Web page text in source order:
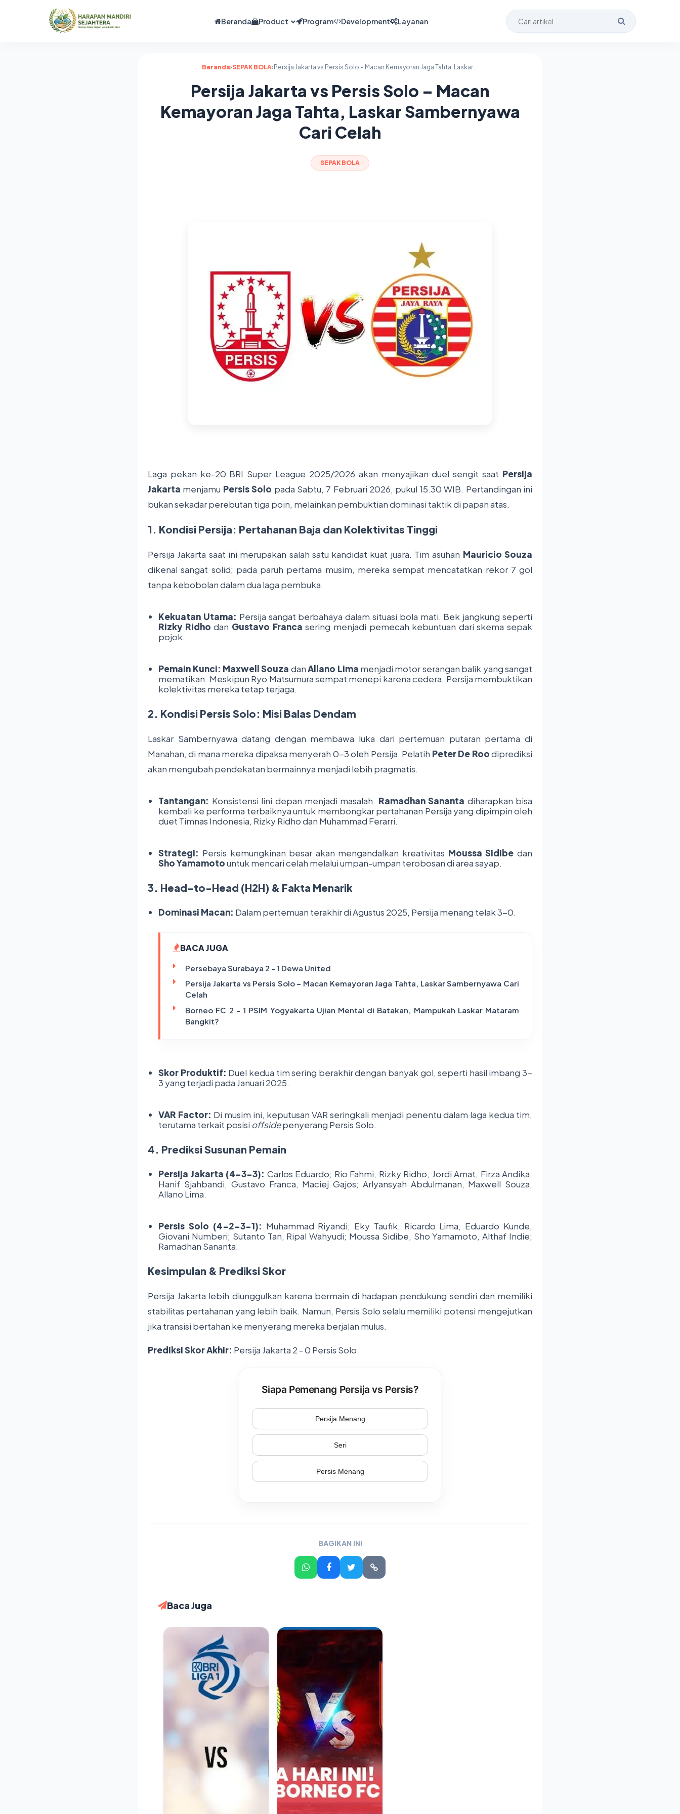
Beranda Product Program Development Layanan
Beranda›SEPAK BOLA› Persija Jakarta vs Persis Solo – Macan Kemayoran Jaga Tahta, Laskar Sambernyawa Cari Celah
Persija Jakarta vs Persis Solo – Macan
Kemayoran Jaga Tahta, Laskar Sambernyawa
Cari Celah
SEPAK BOLA
Laga pekan ke-20 BRI Super League 2025/2026 akan menyajikan duel sengit saat Persija
Jakarta menjamu Persis Solo pada Sabtu, 7 Februari 2026, pukul 15.30 WIB. Pertandingan ini
bukan sekadar perebutan tiga poin, melainkan pembuktian dominasi taktik di papan atas.
1. Kondisi Persija: Pertahanan Baja dan Kolektivitas Tinggi
Persija Jakarta saat ini merupakan salah satu kandidat kuat juara. Tim asuhan Mauricio Souza
dikenal sangat solid; pada paruh pertama musim, mereka sempat mencatatkan rekor 7 gol
tanpa kebobolan dalam dua laga pembuka.
Kekuatan Utama: Persija sangat berbahaya dalam situasi bola mati. Bek jangkung seperti
Rizky Ridho dan Gustavo Franca sering menjadi pemecah kebuntuan dari skema sepak
pojok.
Pemain Kunci: Maxwell Souza danAllano Lima menjadi motor serangan balik yang sangat
mematikan. Meskipun Ryo Matsumura sempat menepi karena cedera, Persija membuktikan
kolektivitas mereka tetap terjaga.
2. Kondisi Persis Solo: Misi Balas Dendam
Laskar Sambernyawa datang dengan membawa luka dari pertemuan putaran pertama di
Manahan, di mana mereka dipaksa menyerah 0-3 oleh Persija. Pelatih Peter De Roodiprediksi
akan mengubah pendekatan bermainnya menjadi lebih pragmatis.
Tantangan: Konsistensi lini depan menjadi masalah. Ramadhan Sananta diharapkan bisa
kembali ke performa terbaiknya untuk membongkar pertahanan Persija yang dipimpin oleh
duet Timnas Indonesia, Rizky Ridho dan Muhammad Ferarri.
Strategi: Persis kemungkinan besar akan mengandalkan kreativitas Moussa Sidibe dan
Sho Yamamotountuk mencari celah melalui umpan-umpan terobosan di area sayap.
3. Head-to-Head (H2H) & Fakta Menarik
Dominasi Macan: Dalam pertemuan terakhir di Agustus 2025, Persija menang telak 3-0.
BACA JUGA
Persebaya Surabaya 2 - 1 Dewa United
Persija Jakarta vs Persis Solo – Macan Kemayoran Jaga Tahta, Laskar Sambernyawa Cari
Celah
Borneo FC 2 - 1 PSIM Yogyakarta Ujian Mental di Batakan, Mampukah Laskar Mataram
Bangkit?
Skor Produktif: Duel kedua tim sering berakhir dengan banyak gol, seperti hasil imbang 3-
3 yang terjadi pada Januari 2025.
VAR Factor: Di musim ini, keputusan VAR seringkali menjadi penentu dalam laga kedua tim,
terutama terkait posisi offsidepenyerang Persis Solo.
4. Prediksi Susunan Pemain
Persija Jakarta (4-3-3): Carlos Eduardo; Rio Fahmi, Rizky Ridho, Jordi Amat, Firza Andika;
Hanif Sjahbandi, Gustavo Franca, Maciej Gajos; Arlyansyah Abdulmanan, Maxwell Souza,
Allano Lima.
Persis Solo (4-2-3-1): Muhammad Riyandi; Eky Taufik, Ricardo Lima, Eduardo Kunde,
Giovani Numberi; Sutanto Tan, Ripal Wahyudi; Moussa Sidibe, Sho Yamamoto, Althaf Indie;
Ramadhan Sananta.
Kesimpulan & Prediksi Skor
Persija Jakarta lebih diunggulkan karena bermain di hadapan pendukung sendiri dan memiliki
stabilitas pertahanan yang lebih baik. Namun, Persis Solo selalu memiliki potensi mengejutkan
jika transisi bertahan ke menyerang mereka berjalan mulus.
Prediksi Skor Akhir: Persija Jakarta 2 - 0 Persis Solo
Siapa Pemenang Persija vs Persis?
Persija Menang
Seri
Persis Menang
BAGIKAN INI
Baca Juga